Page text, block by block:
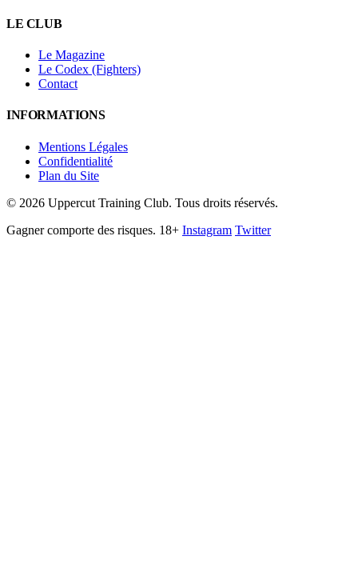
LE CLUB
Le Magazine
Le Codex (Fighters)
Contact
INFORMATIONS
Mentions Légales
Confidentialité
Plan du Site
© 2026 Uppercut Training Club. Tous droits réservés.
Gagner comporte des risques. 18+ Instagram Twitter